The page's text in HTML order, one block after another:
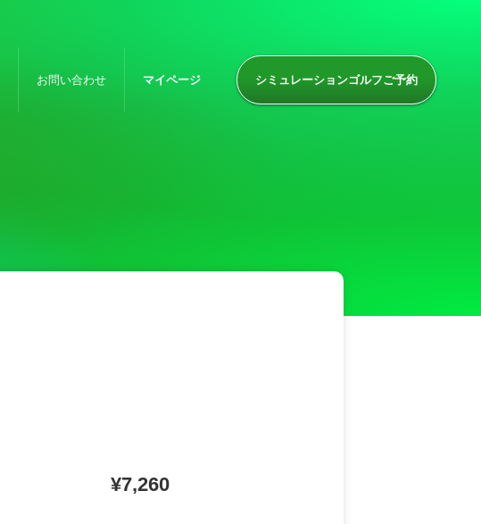
お問い合わせ マイページ シミュレーションゴルフご予約
¥7,260